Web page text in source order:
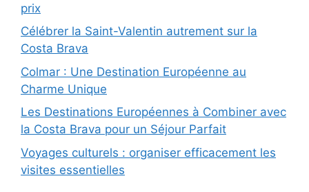
prix
Célébrer la Saint-Valentin autrement sur la
Costa Brava
Colmar : Une Destination Européenne au
Charme Unique
Les Destinations Européennes à Combiner avec
la Costa Brava pour un Séjour Parfait
Voyages culturels : organiser efficacement les
visites essentielles